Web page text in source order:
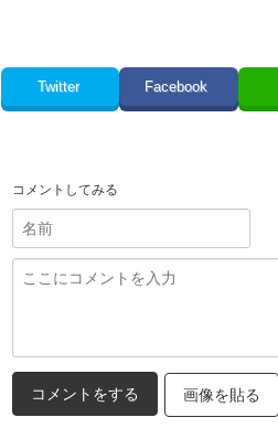
Twitter Facebook
コメントしてみる
画像を貼る